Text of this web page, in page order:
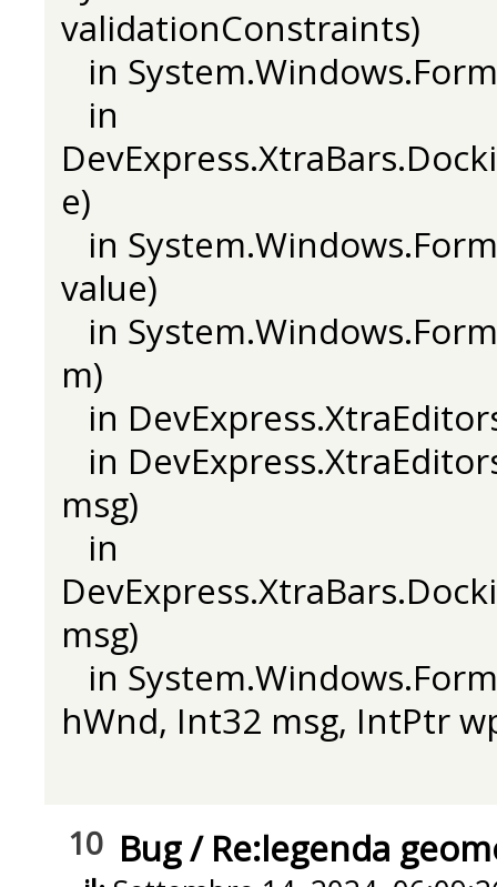
validationConstraints)
in
in
e)
in
value)
in
m)
in
in
msg)
in
msg)
in
hWnd, Int32 msg, IntPtr
10 Bug/ Re:legenda